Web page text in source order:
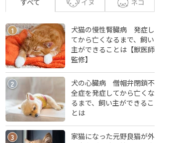
すべて
1
犬猫の慢性腎臓病 発症し
てから亡くなるまで、飼い
主ができることは【獣医師
監修】
2
犬の心臓病 僧帽弁閉鎖不
全症を発症してから亡くな
るまで、飼い主ができるこ
とは
3
家猫になった元野良猫が外